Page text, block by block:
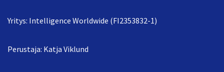
Yritys: Intelligence Worldwide (FI2353832-1)
Perustaja: Katja Viklund